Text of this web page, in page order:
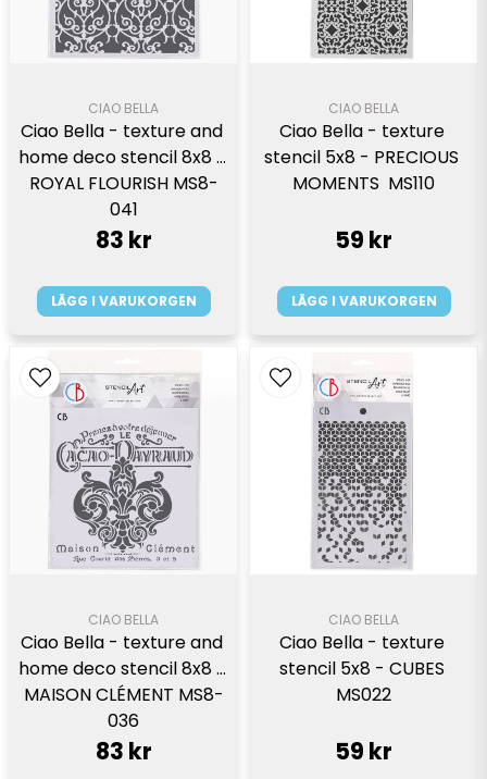
CIAO BELLA
Ciao Bella - texture and
home deco stencil 8x8 -
ROYAL FLOURISH MS8-
041
83 kr
LÄGG I VARUKORGEN
CIAO BELLA
Ciao Bella - texture
stencil 5x8 - PRECIOUS
MOMENTS  MS110
59 kr
LÄGG I VARUKORGEN
CIAO BELLA
Ciao Bella - texture and
home deco stencil 8x8 -
MAISON CLÉMENT MS8-
036
83 kr
CIAO BELLA
Ciao Bella - texture
stencil 5x8 - CUBES
MS022
59 kr